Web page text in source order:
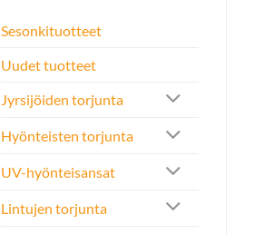
Sesonkituotteet
Uudet tuotteet
Jyrsijöiden torjunta
Hyönteisten torjunta
UV-hyönteisansat
Lintujen torjunta